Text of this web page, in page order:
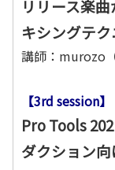
リリース楽
キシングテ
講師：murozo
【3rd session
Pro Tools
ダクション